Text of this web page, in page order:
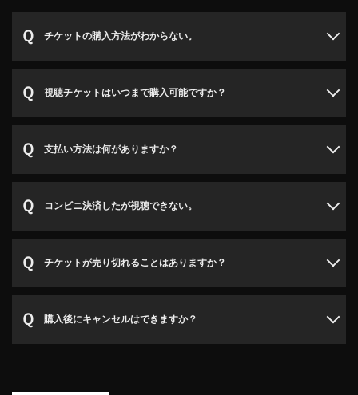
チケットの購入方法がわからない。
視聴チケットはいつまで購入可能ですか？
支払い方法は何がありますか？
コンビニ決済したが視聴できない。
チケットが売り切れることはありますか？
購入後にキャンセルはできますか？